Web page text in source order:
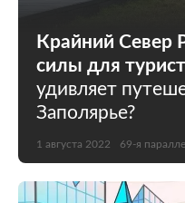
Крайний Север
силы для
удивляет
Заполярье?
1 августа 2022 69-я